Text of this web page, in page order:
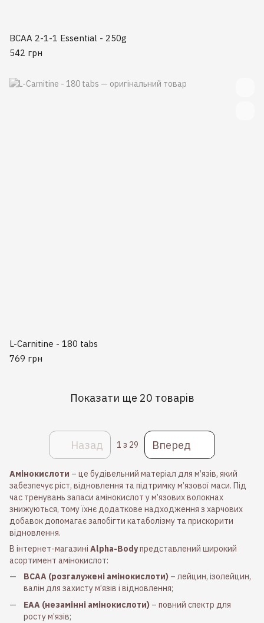
BCAA 2-1-1 Essential - 250g
542 грн
L-Carnitine - 180 tabs
769 грн
Показати ще 20 товарів
Назад 1 з 29 Вперед
Амінокислоти – це будівельний матеріал для м’язів, який
забезпечує ріст, відновлення та підтримку м’язової маси. Під
час тренувань запаси амінокислот у м’язових волокнах
знижуються, тому їхнє додаткове надходження з харчових
добавок допомагає запобігти катаболізму та прискорити
відновлення.
В інтернет-магазині Alpha-Bodyпредставлений широкий
асортимент амінокислот:
BCAA (розгалужені амінокислоти) – лейцин, ізолейцин,
валін для захисту м’язів і відновлення;
EAA (незамінні амінокислоти) – повний спектр для
росту м’язів;